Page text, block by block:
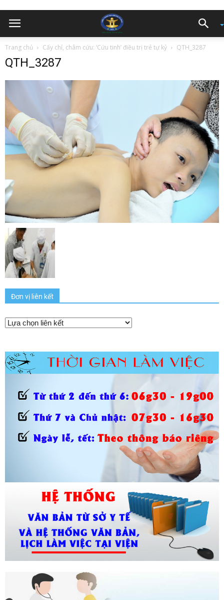
Trang chủ Cấy chỉ, châm cứu: ‘Cứu tinh’ điều trị trẻ tự kỷ QTH_3287
QTH_3287
Đơn vị liên kết